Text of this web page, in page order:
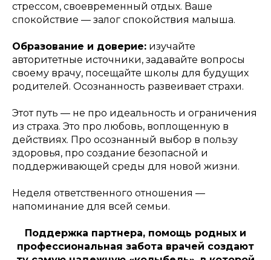
стрессом, своевременный отдых. Ваше
спокойствие — залог спокойствия малыша.
Образование и доверие: изучайте
авторитетные источники, задавайте вопросы
своему врачу, посещайте школы для будущих
родителей. Осознанность развеивает страхи.
Этот путь — не про идеальность и ограничения
из страха. Это про любовь, воплощенную в
действиях. Про осознанный выбор в пользу
здоровья, про создание безопасной и
поддерживающей среды для новой жизни.
Неделя ответственного отношения —
напоминание для всей семьи.
Поддержка партнера, помощь родных и
профессиональная забота врачей создают